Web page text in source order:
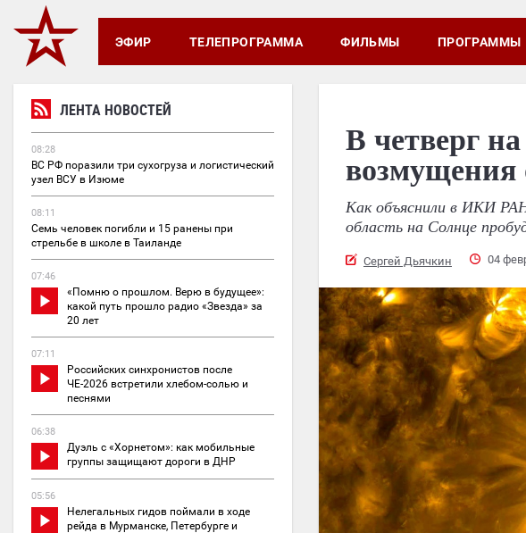
ЭФИР ТЕЛЕПРОГРАММА ФИЛЬМЫ ПРОГРАММЫ
ЛЕНТА НОВОСТЕЙ
08:28
ВС РФ поразили три сухогруза и логистический
узел ВСУ в Изюме
08:11
Семь человек погибли и 15 ранены при
стрельбе в школе в Таиланде
07:46
«Помню о прошлом. Верю в будущее»:
какой путь прошло радио «Звезда» за
20 лет
07:11
Российских синхронистов после
ЧЕ-2026 встретили хлебом-солью и
песнями
06:38
Дуэль с «Хорнетом»: как мобильные
группы защищают дороги в ДНР
05:56
Нелегальных гидов поймали в ходе
рейда в Мурманске, Петербурге и
В четверг
Как объяснили в ИКИ
область на Солнце
Сергей Дьячкин 04